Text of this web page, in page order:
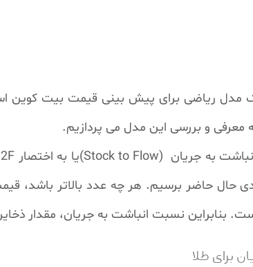
مدل ریاضی برای پیش بینی قیمت بیت کوین است
معرفی و بررسی این مدل می پردازیم.
حال حاضر برسیم. هر چه عدد بالاتر باشد،
بنابراین نسبت انباشت به جریان، مقدار
برای طلا